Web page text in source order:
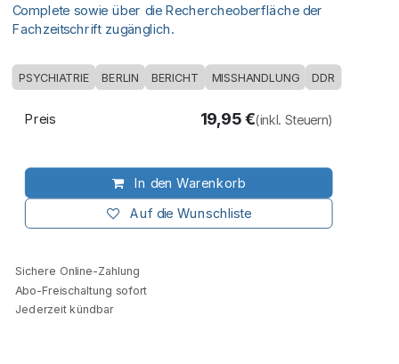
Complete sowie über die Rechercheoberfläche der
Fachzeitschrift zugänglich.
PSYCHIATRIE BERLIN BERICHT MISSHANDLUNG DDR
In den Warenkorb
Auf die Wunschliste
Preis 19,95€(inkl. Steuern)
Sichere Online-Zahlung
Abo-Freischaltung sofort
Jederzeit kündbar